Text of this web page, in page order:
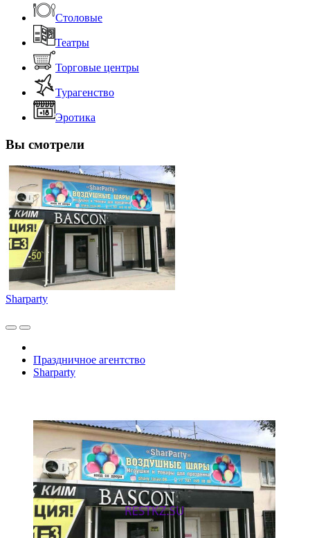
Столовые
Театры
Торговые центры
Турагенство
Эротика
Вы смотрели
Sharparty
Праздничное агентство
Sharparty